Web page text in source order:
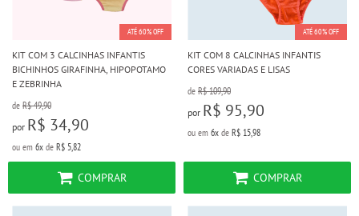
ATÉ 60% OFF
KIT COM 3 CALCINHAS INFANTIS
BICHINHOS GIRAFINHA, HIPOPOTAMO
E ZEBRINHA
de R$ 49,90
por R$ 34,90
ou em 6x de R$ 5,82
COMPRAR
ATÉ 60% OFF
KIT COM 8 CALCINHAS INFANTIS
CORES VARIADAS E LISAS
de R$ 109,90
por R$ 95,90
ou em 6x de R$ 15,98
COMPRAR